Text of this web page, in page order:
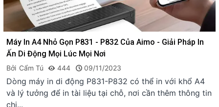
Máy In A4 Nhỏ Gọn P831 - P832 Của Aimo - Giải Pháp In
Ấn Di Động Mọi Lúc Mọi Nơi
Bởi Cẩm Tú 444 09/11/2023
Dòng máy in di động P831-P832 có thể in với khổ A4
và lý tưởng để in tài liệu tại chỗ, nơi cần thêm thông tin
chi...